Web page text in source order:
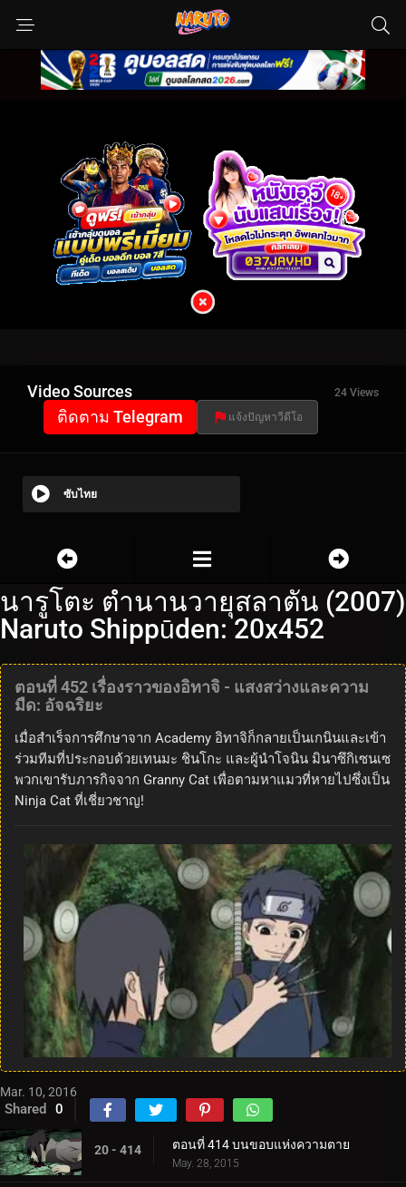
Video Sources 24 Views
ติดตาม Telegram แจ้งปัญหาวีดีโอ
ซับไทย
นารูโตะ ตำนานวายุสลาตัน (2007)
Naruto Shippūden: 20x452
ตอนที่ 452 เรื่องราวของอิทาจิ - แสงสว่างและความ
มืด: อัจฉริยะ
เมื่อสำเร็จการศึกษาจาก Academy อิทาจิก็กลายเป็นเกนินและเข้า
ร่วมทีมที่ประกอบด้วยเทนมะ ชินโกะ และผู้นำโจนิน มินาซึกิเซนเซ
พวกเขารับภารกิจจาก Granny Cat เพื่อตามหาแมวที่หายไปซึ่งเป็น
Ninja Cat ที่เชี่ยวชาญ!
Mar. 10, 2016
Shared 0
20 - 414 ตอนที่ 414 บนขอบแห่งความตาย
May. 28, 2015